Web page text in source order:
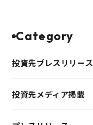
Category
投資先プレスリリース
投資先メディア掲載